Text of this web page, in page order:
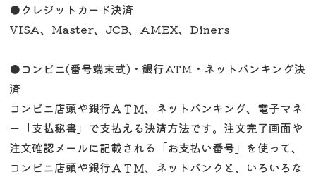
●クレジットカード決済
VISA、Master、JCB、AMEX、Diners
●コンビニ(番号端末式)・銀行ATM・ネットバンキング決
済
コンビニ店頭や銀行ＡＴＭ、ネットバンキング、電子マネ
ー「支払秘書」で支払える決済方法です。注文完了画面や
注文確認メールに記載される「お支払い番号」を使って、
コンビニ店頭や銀行ＡＴＭ、ネットバンクと、いろいろな